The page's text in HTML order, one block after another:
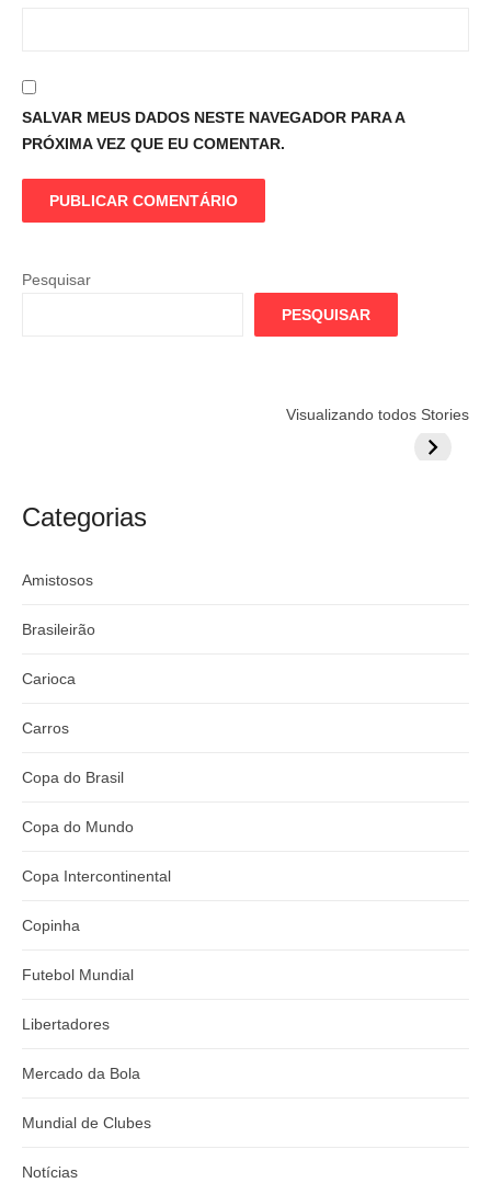
SALVAR MEUS DADOS NESTE NAVEGADOR PARA A
PRÓXIMA VEZ QUE EU COMENTAR.
Pesquisar
PESQUISAR
Visualizando todos Stories
argentino
Globo quer
Lesão
do
Categorias
Amistosos
Brasileirão
Carioca
Carros
Copa do Brasil
Copa do Mundo
Copa Intercontinental
Copinha
Futebol Mundial
Libertadores
Mercado da Bola
Mundial de Clubes
Notícias